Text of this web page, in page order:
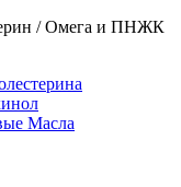
/ Омега и ПНЖК
Масла